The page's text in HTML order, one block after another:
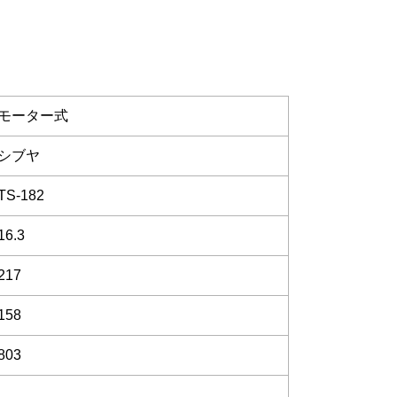
ーター式
ブヤ
182